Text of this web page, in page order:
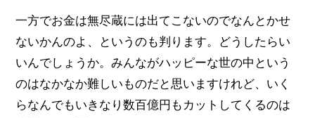
一方でお金は無尽蔵には出てこないのでなんとかせ
ないかんのよ、というのも判ります。どうしたらい
いんでしょうか。みんながハッピーな世の中という
のはなかなか難しいものだと思いますけれど、いく
らなんでもいきなり数百億円もカットしてくるのは